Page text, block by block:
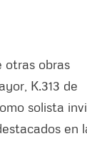
otras obras
K.313 de
solista
en